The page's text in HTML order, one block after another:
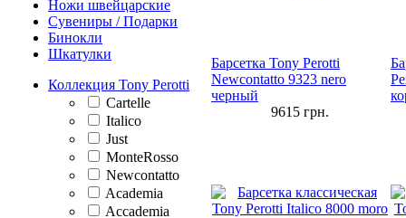
Ножи швейцарские
Сувениры / Подарки
Бинокли
Шкатулки
Коллекция Tony Perotti
Cartelle
Italico
Just
MonteRosso
Newcontatto
Academia
Accademia
Барсетка Tony Perotti
Newcontatto 9323 nero
черный
9615 грн.